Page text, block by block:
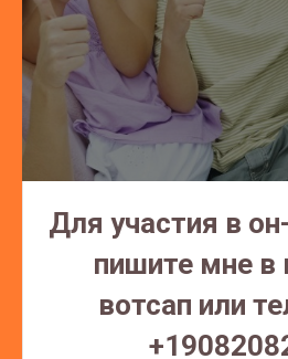
Для участия в
пишите мне в
вотсап или